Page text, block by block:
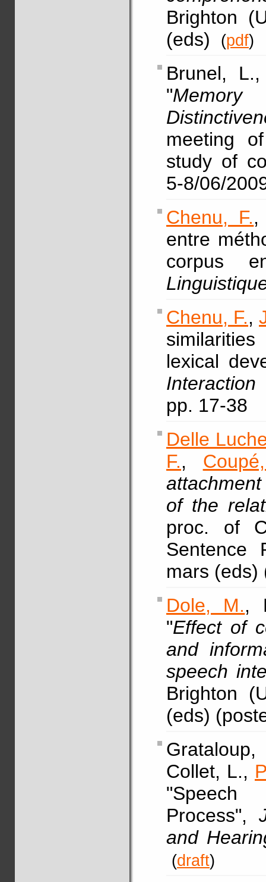
Brighton
(eds)
(pdf)
Brunel,
"Memory
meeting
study of
5-8/06/
Chenu, F.
entre
corpus
Chenu, F.,
lexical
pp. 17-38
Delle
F.,
of the
proc. of
Sentence
mars
Dole, M.,
"Effect of
and
speech
Brighton
(eds)
Collet, L.,
"Speech
Process",
and
(draft)